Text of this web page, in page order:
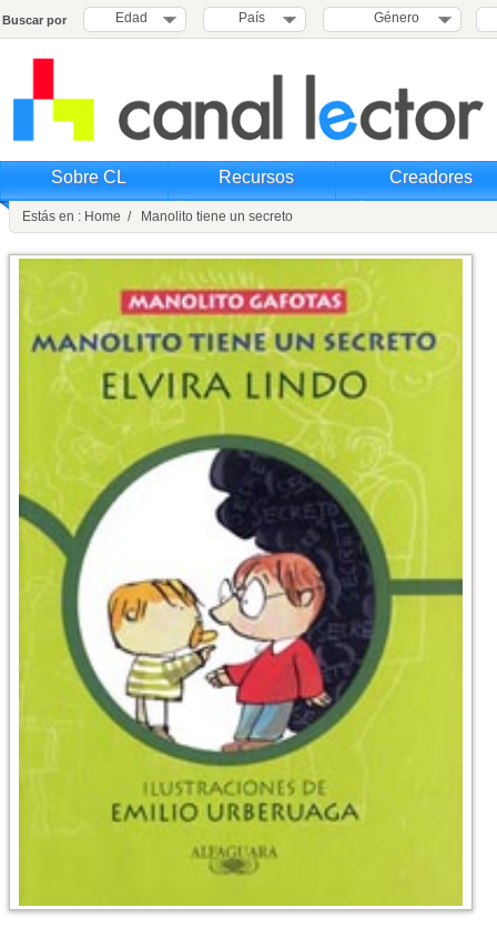
Buscar por Edad País Género
Sobre CL Recursos Creadores
Estás en : Home / Manolito tiene un secreto